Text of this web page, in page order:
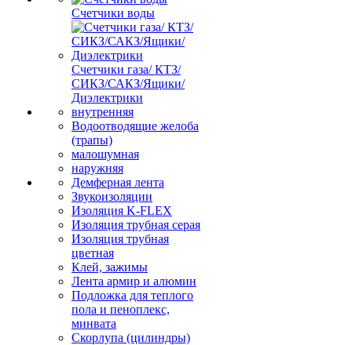
Счетчики воды
Счетчики газа/ КТЗ/
СИКЗ/САКЗ/Ящики/
Диэлектрики
внутренняя
Водоотводящие желоба
(трапы)
малошумная
наружняя
Демферная лента
Звукоизоляции
Изоляция K-FLEX
Изоляция трубная серая
Изоляция трубная
цветная
Клей, зажимы
Лента армир и алюмин
Подложка для теплого
пола и пеноплекс,
минвата
Скорлупа (цилиндры)